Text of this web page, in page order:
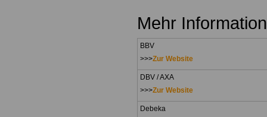
Mehr
BBV
>>>Zur Website
DBV / AXA
>>>Zur Website
Debeka